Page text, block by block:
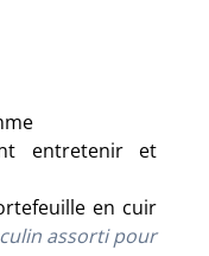
entretenir et
en cuir
assorti pour